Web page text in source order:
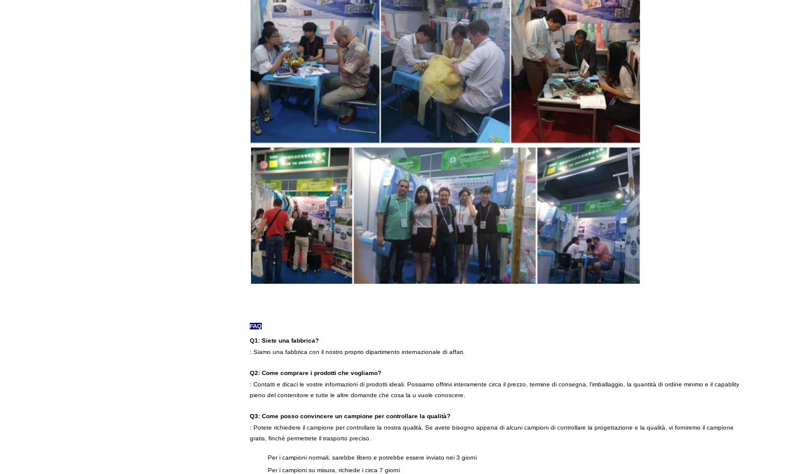
FAQ
Q1: Siete una fabbrica?
: Siamo una fabbrica con il nostro proprio dipartimento internazionale di affari.
Q2: Come comprare i prodotti che vogliamo?
: Contatti e dicaci le vostre informazioni di prodotti ideali. Possiamo offrirvi interamente circa il prezzo, termine di consegna, l'imballaggio, la quantità di ordine minimo e il capablity
pieno del contenitore e tutte le altre domande che cosa la u vuole conoscere.
Q3: Come posso convincere un campione per controllare la qualità?
: Potete richiedere il campione per controllare la nostra qualità. Se avete bisogno appena di alcuni campioni di controllare la progettazione e la qualità, vi forniremo il campione
gratis, finchè permettete il trasporto preciso.
Per i campioni normali, sarebbe libero e potrebbe essere inviato nei 3 giorni
Per i campioni su misura, richiede i circa 7 giorni